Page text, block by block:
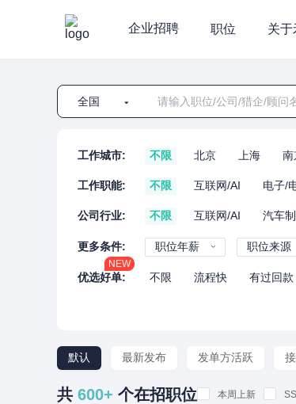
企业招聘 职位 关于
全国
工作城市: 不限 北京 上海 南
工作职能: 不限 互联网/AI 电子/
公司行业: 不限 互联网/AI 汽车
更多条件: 职位年薪 职位来源
优选好单:
NEW
不限 流程快 有过回款
默认 最新发布 发单方活跃
共 600+ 个在招职位 本周上新